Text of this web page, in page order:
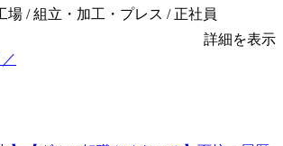
場 / 組立・加工・プレス / 正社員
詳細を表示